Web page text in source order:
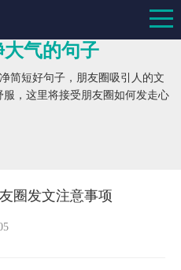
气的句子
简短好句子，朋友圈吸引人的文
，这里将接受朋友圈如何发走心
圈发文注意事项